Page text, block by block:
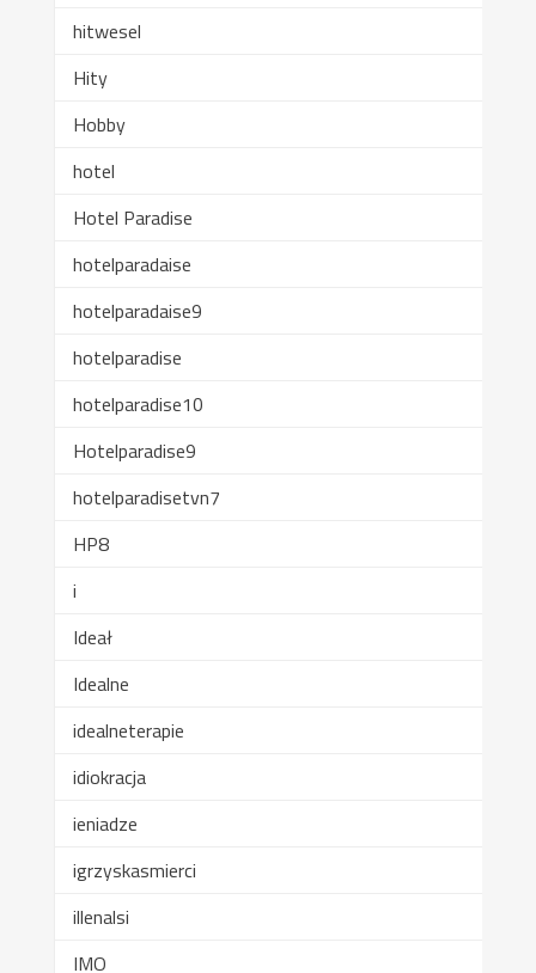
hitwesel
Hity
Hobby
hotel
Hotel Paradise
hotelparadaise
hotelparadaise9
hotelparadise
hotelparadise10
Hotelparadise9
hotelparadisetvn7
HP8
i
Ideał
Idealne
idealneterapie
idiokracja
ieniadze
igrzyskasmierci
illenalsi
IMO